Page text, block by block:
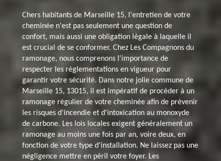
Chers habitants de Marseille 15, l'entretien de votre
cheminée n'est pas seulement une question de
confort, mais aussi une obligation légale à laquelle il
est crucial de se conformer. Chez Les Compagnons du
ramonage, nous comprenons l'importance de
respecter les règlementations en vigueur pour
garantir votre sécurité. Dans notre jolie commune de
Marseille 15, 13015, il est impératif de procéder à un
ramonage régulier de votre cheminée afin de prévenir
les risques d'incendie et d'intoxication au monoxyde
de carbone. Les lois locales exigent généralement un
ramonage au moins une fois par an, voire deux, en
fonction de votre type d'installation. Ne laissez pas une
négligence mettre en péril votre foyer. Les